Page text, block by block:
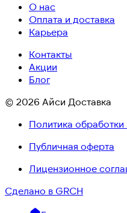
О нас
Оплата и доставка
Карьера
Контакты
Акции
Блог
© 2026 Айси Доставка
Политика
Публичная оферта
Лицензионное
Сделано в GRCH